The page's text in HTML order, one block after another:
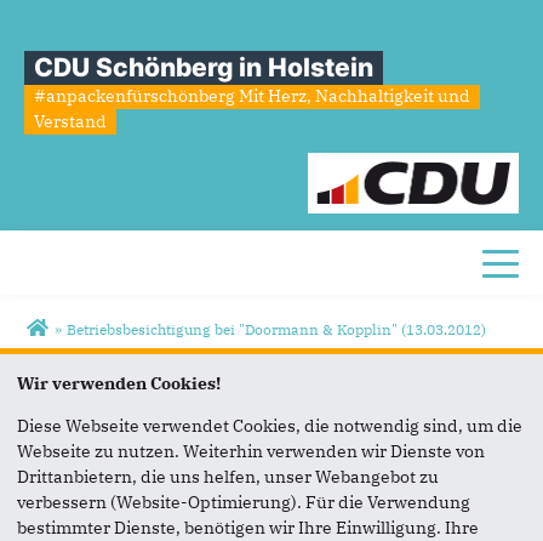
CDU Schönberg in Holstein
#anpackenfürschönberg Mit Herz, Nachhaltigkeit und
Verstand
Sie sind hier
» Betriebsbesichtigung bei "Doormann & Kopplin" (13.03.2012)
Betriebsbesichtigung
Kopplin" (13.03.2012)
Wir verwenden Cookies!
Diese Webseite verwendet Cookies, die notwendig sind, um die
Webseite zu nutzen. Weiterhin verwenden wir Dienste von
Drittanbietern, die uns helfen, unser Webangebot zu
verbessern (Website-Optimierung). Für die Verwendung
bestimmter Dienste, benötigen wir Ihre Einwilligung. Ihre